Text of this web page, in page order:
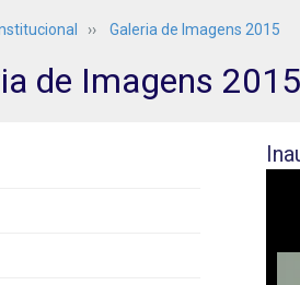
›› Galeria de Imagens 2015
de Imagens 2015